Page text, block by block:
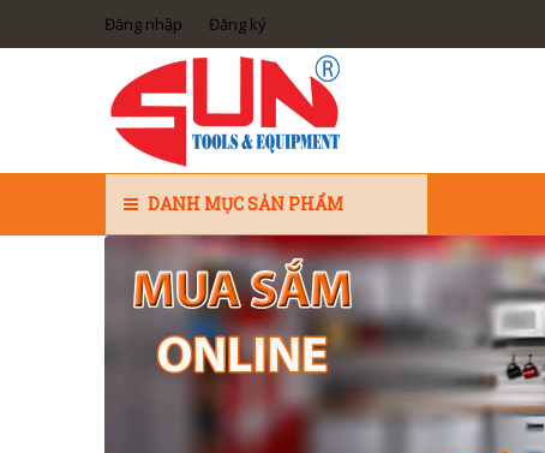
Đăng nhập Đăng ký
DANH MỤC SẢN PHẨM